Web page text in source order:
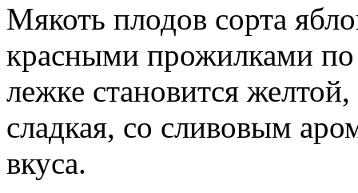
Мякоть плодов сорта
красными прожилками по
лежке становится
сладкая, со сливовым
вкуса.